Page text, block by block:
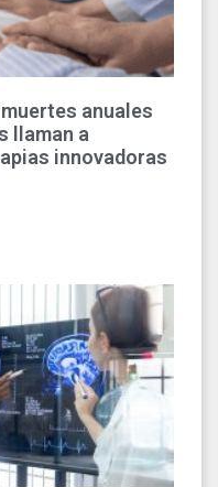
anuales
llaman a
innovadoras